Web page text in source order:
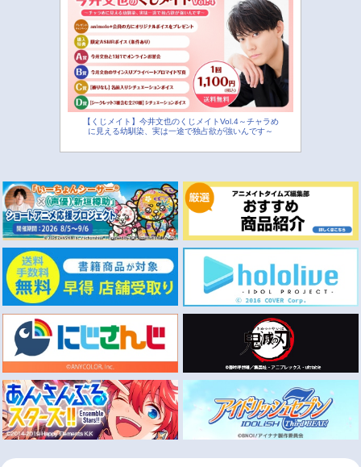
【くじメイト】今井文也のくじメイトVol.4～チャラめ
に見える幼馴染、実は一途で独占欲が強いんです～